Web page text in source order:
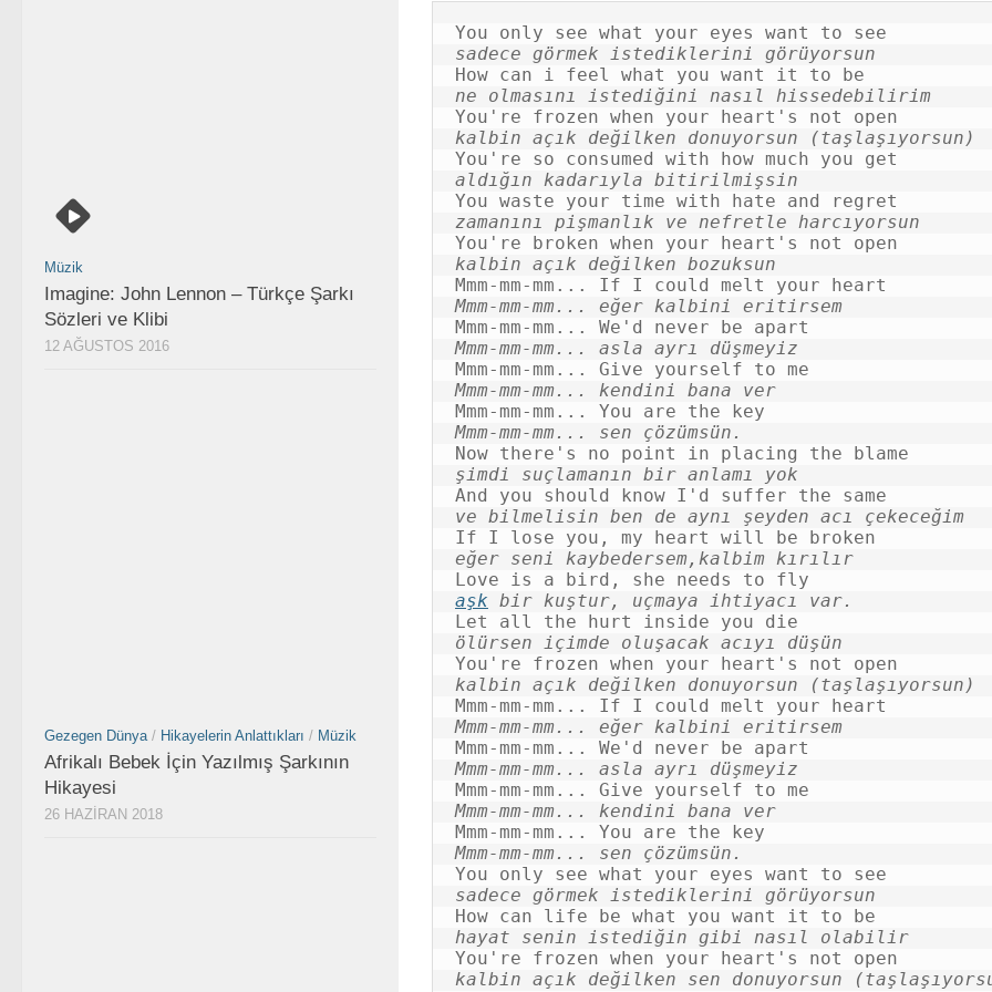
sadece görmek istediklerini görüyorsun
ne olmasını istediğini nasıl hissedebilirim
kalbin açık değilken donuyorsun (taşlaşıyorsun)
aldığın kadarıyla bitirilmişsin
zamanını pişmanlık ve nefretle harcıyorsun
kalbin açık değilken bozuksun
Mmm-mm-mm... eğer kalbini eritirsem
Mmm-mm-mm... asla ayrı düşmeyiz
Mmm-mm-mm... kendini bana ver
Mmm-mm-mm... sen çözümsün.
şimdi suçlamanın bir anlamı yok
ve bilmelisin ben de aynı şeyden acı çekeceğim
eğer seni kaybedersem,kalbim kırılır
aşk bir kuştur, uçmaya ihtiyacı var.
ölürsen içimde oluşacak acıyı düşün
kalbin açık değilken donuyorsun (taşlaşıyorsun)
Mmm-mm-mm... eğer kalbini eritirsem
Mmm-mm-mm... asla ayrı düşmeyiz
Mmm-mm-mm... kendini bana ver
Mmm-mm-mm... sen çözümsün.
sadece görmek istediklerini görüyorsun
hayat senin istediğin gibi nasıl olabilir
kalbin açık değilken sen donuyorsun
Müzik
Imagine: John Lennon – Türkçe Şarkı
Sözleri ve Klibi
12 AĞUSTOS 2016
Gezegen Dünya/ Hikayelerin Anlattıkları / Müzik
Afrikalı Bebek İçin Yazılmış Şarkının
Hikayesi
26 HAZIRAN 2018